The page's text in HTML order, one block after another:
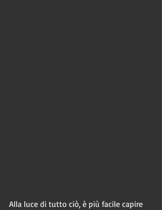
Alla luce di tutto ciò, è più facile capire